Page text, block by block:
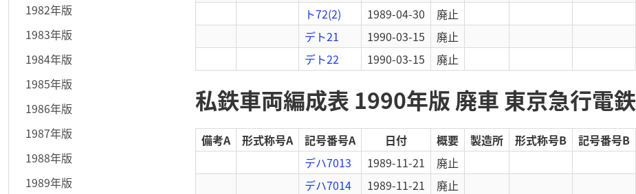
1982年版
1983年版
1984年版
1985年版
1986年版
1987年版
1988年版
1989年版
ト72(2)
1989-04-30
廃止
デト21
1990-03-15
廃止
デト22
1990-03-15 廃止
私鉄車両編成表 1990年版 廃車 東京急行電鉄
備考A 形式称号A 記号番号A 日付 概要 製造所 形式称号B 記号番号B
デハ7013
1989-11-21 廃止
デハ7014
1989-11-21 廃止